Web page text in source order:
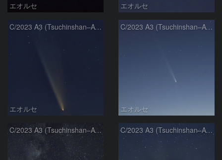
エオルセ エオルセ
C/2023 A3 (Tsuchinshan–ATLAS)
エオルセ
C/2023 A3 (Tsuchinshan–ATLAS)
エオルセ
C/2023 A3 (Tsuchinshan–ATLAS)と天の川 C/2023 A3 (Tsuchinshan–ATLAS)